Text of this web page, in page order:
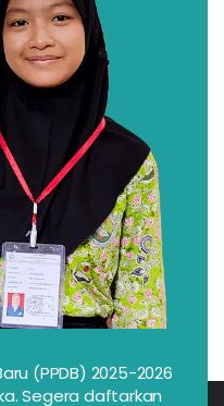
(PPDB) 2025-2026
Segera daftarkan